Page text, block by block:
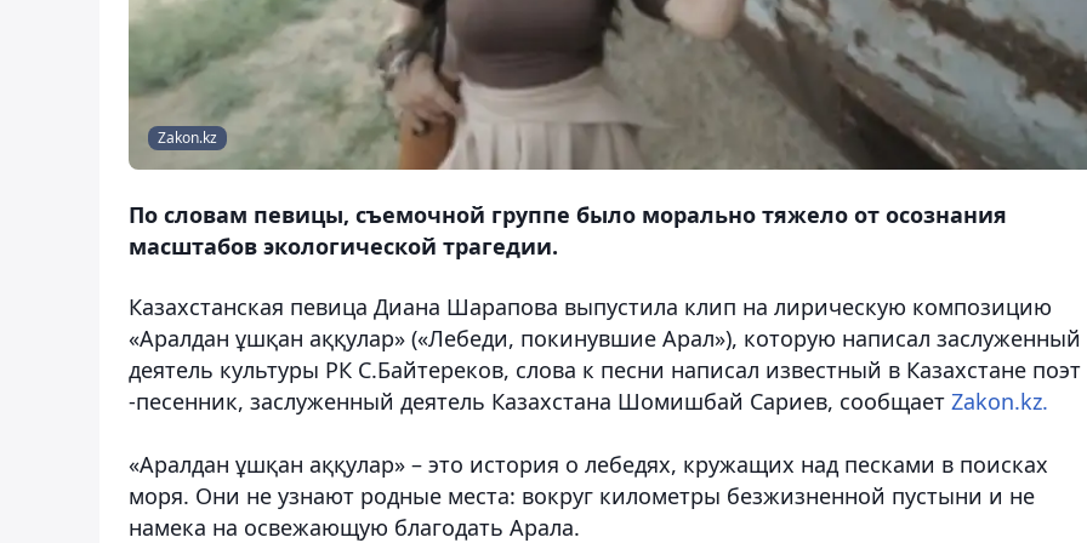
Zakon.kz
По словам певицы, съемочной группе было морально тяжело от осознания
масштабов экологической трагедии.
Казахстанская певица Диана Шарапова выпустила клип на лирическую композицию
«Аралдан ұшқан аққулар» («Лебеди, покинувшие Арал»), которую написал заслуженный
деятель культуры РК С.Байтереков, слова к песни написал известный в Казахстане поэт
-песенник, заслуженный деятель Казахстана Шомишбай Сариев, сообщает Zakon.kz.
«Аралдан ұшқан аққулар» – это история о лебедях, кружащих над песками в поисках
моря. Они не узнают родные места: вокруг километры безжизненной пустыни и не
намека на освежающую благодать Арала.